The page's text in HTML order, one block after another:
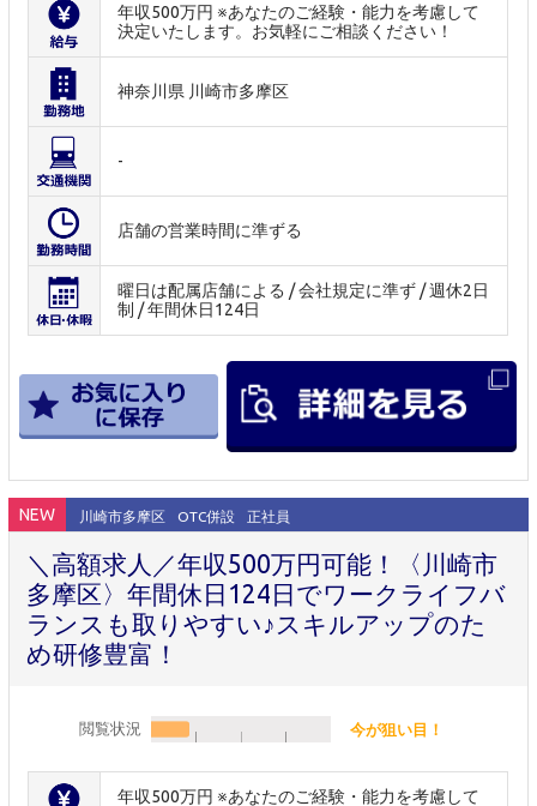
年収500万円 ※あなたのご経験・能力を考慮して
決定いたします。お気軽にご相談ください！
神奈川県 川崎市多摩区
-
店舗の営業時間に準ずる
曜日は配属店舗による / 会社規定に準ず / 週休2日
制 / 年間休日124日
NEW 川崎市多摩区 OTC併設 正社員
＼高額求人／年収500万円可能！〈川崎市
多摩区〉年間休日124日でワークライフバ
ランスも取りやすい♪スキルアップのた
め研修豊富！
閲覧状況 今が狙い目！
年収500万円 ※あなたのご経験・能力を考慮して